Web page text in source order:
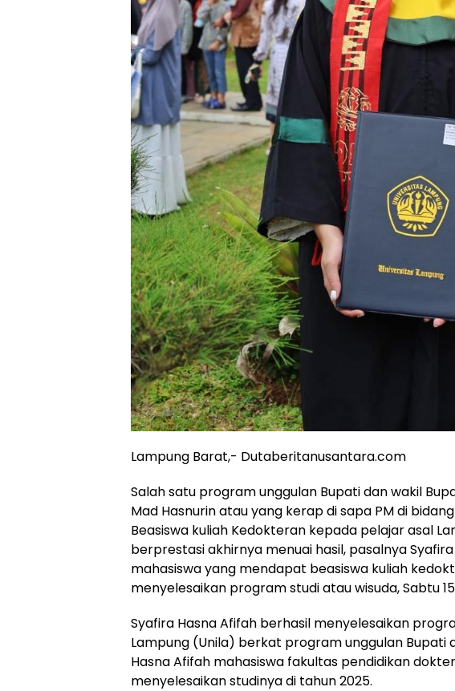
Lampung Barat,- Dutaberitanusantara.com
Salah satu program unggulan Bupati dan wakil
Mad Hasnurin atau yang kerap di sapa PM di
Beasiswa kuliah Kedokteran kepada pelajar asal
berprestasi akhirnya menuai hasil, pasalnya
mahasiswa yang mendapat beasiswa kuliah
menyelesaikan program studi atau wisuda, Sabtu
Syafira Hasna Afifah berhasil menyelesaikan
Lampung (Unila) berkat program unggulan Bupati
Hasna Afifah mahasiswa fakultas pendidikan
menyelesaikan studinya di tahun 2025.